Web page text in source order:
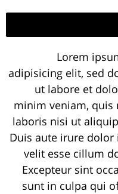
Lorem
adipisicing elit, sed
ut labore et
minim veniam, quis
laboris nisi ut
Duis aute irure
velit esse cillum
Excepteur sint
sunt in culpa qui